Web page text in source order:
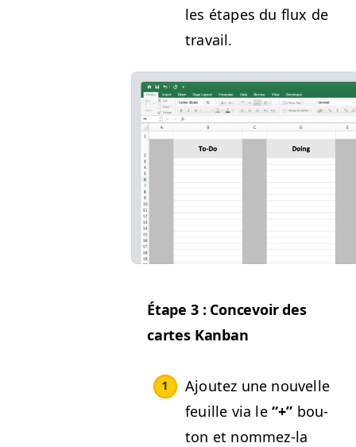
les étapes du flux de
travail.
Étape 3 : Con­cevoir des
cartes Kanban
Ajoutez une nou­velle
feuille via le “+” bou­
ton et nom­mez-la